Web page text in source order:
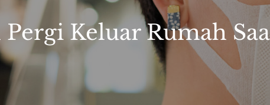
Keluar Rumah